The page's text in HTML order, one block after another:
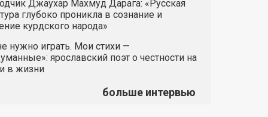
Джаухар Махмуд Дарага: «Русская
глубоко проникла в сознание и
курдского народа»
нужно играть. Мои стихи —
ярославский поэт о честности на
в жизни
больше интервью